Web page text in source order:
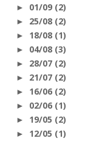
► 01/09 (2)
► 25/08 (2)
► 18/08 (1)
► 04/08 (3)
► 28/07 (2)
► 21/07 (2)
► 16/06 (2)
► 02/06 (1)
► 19/05 (2)
► 12/05 (1)